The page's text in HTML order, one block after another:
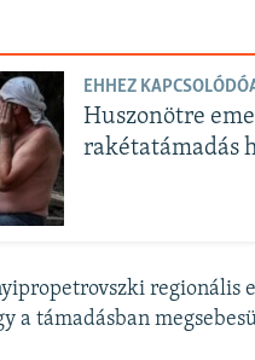
EHHEZ
Huszonötre
rakétatámadás
regionális
a támadásban